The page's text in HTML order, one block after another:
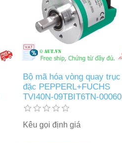
Bộ mã hóa vòng quay trục
đặc PEPPERL+FUCHS
TVI40N-09TBIT6TN-00060
Kêu gọi định giá